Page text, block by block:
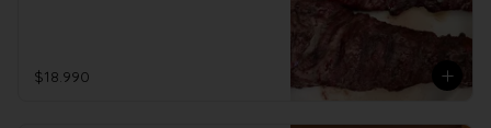
$18.990